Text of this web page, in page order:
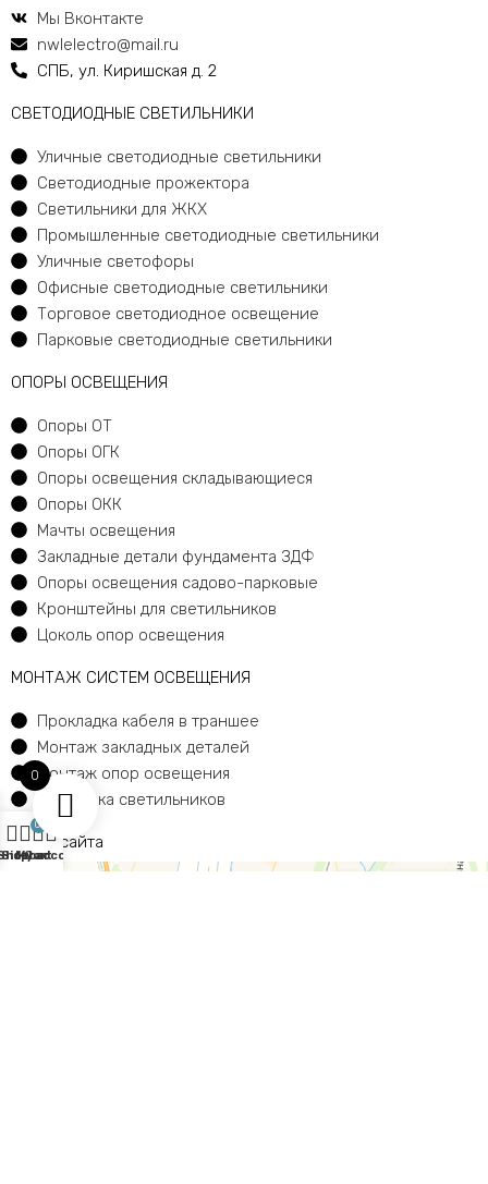
Мы Вконтакте
nwlelectro@mail.ru
СПБ, ул. Киришская д. 2
CВЕТОДИОДНЫЕ СВЕТИЛЬНИКИ
Уличные светодиодные светильники
Светодиодные прожектора
Светильники для ЖКХ
Промышленные светодиодные светильники
Уличные светофоры
Офисные светодиодные светильники
Торговое светодиодное освещение
Парковые светодиодные светильники
ОПОРЫ ОСВЕЩЕНИЯ
Опоры ОТ
Опоры ОГК
Опоры освещения складывающиеся
Опоры ОКК
Мачты освещения
Закладные детали фундамента ЗДФ
Опоры освещения садово-парковые
Кронштейны для светильников
Цоколь опор освещения
МОНТАЖ СИСТЕМ ОСВЕЩЕНИЯ
Прокладка кабеля в траншее
Монтаж закладных деталей
Монтаж опор освещения
Установка светильников
Карта сайта
0
Sidebar
0
Cart
My account